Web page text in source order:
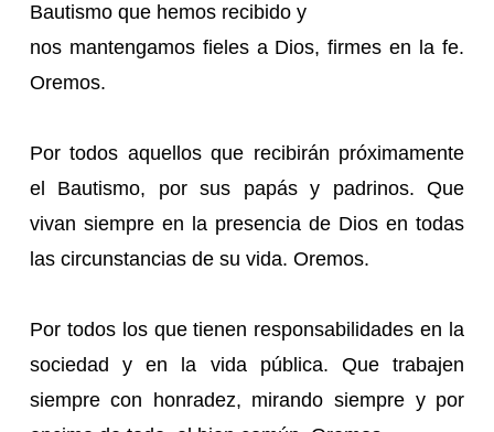
Bautismo que hemos recibido y
nos mantengamos fieles a Dios, firmes en la fe.
Oremos.
Por todos aquellos que recibirán próximamente
el Bautismo, por sus papás y padrinos. Que
vivan siempre en la presencia de Dios en todas
las circunstancias de su vida. Oremos.
Por todos los que tienen responsabilidades en la
sociedad y en la vida pública. Que trabajen
siempre con honradez, mirando siempre y por